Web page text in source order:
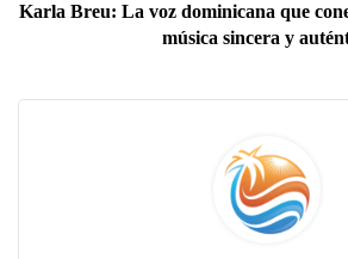
Karla Breu: La voz dominicana que
música sincera y